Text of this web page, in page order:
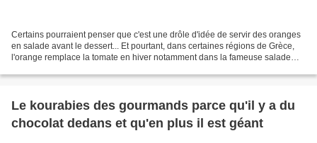
Certains pourraient penser que c'est une drôle d'idée de servir des oranges
en salade avant le dessert... Et pourtant, dans certaines régions de Grèce,
l'orange remplace la tomate en hiver notamment dans la fameuse salade
Le kourabies des gourmands parce qu'il y a du
chocolat dedans et qu'en plus il est géant